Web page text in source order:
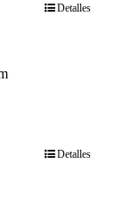
Detalles
Detalles